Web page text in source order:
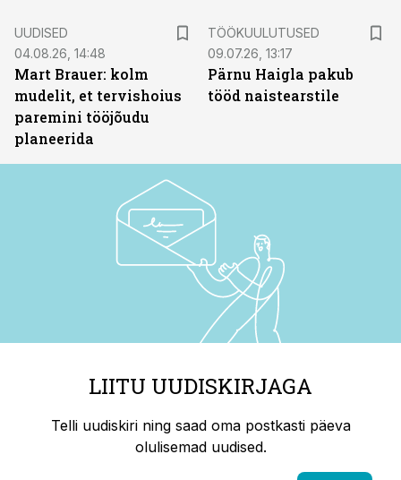
UUDISED
04.08.26, 14:48
Mart Brauer: kolm
mudelit, et tervishoius
paremini tööjõudu
planeerida
TÖÖKUULUTUSED
09.07.26, 13:17
Pärnu Haigla pakub
tööd naistearstile
LIITU UUDISKIRJAGA
Telli uudiskiri ning saad oma postkasti päeva
olulisemad uudised.